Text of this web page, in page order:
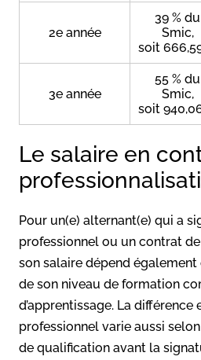
2e année
39 % du
Smic,
soit
3e année
55 % du
Smic,
soit
Le salaire en
Pour un(e) alternant(e) qui a
professionnel ou un contrat
son salaire dépend également
de son niveau de formation
d’apprentissage. La
professionnel varie aussi
de qualification avant la